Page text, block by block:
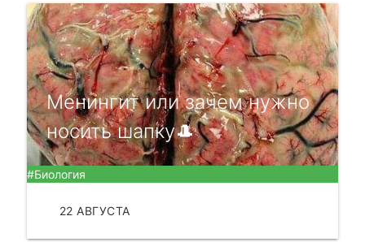
Менингит или зачем нужно
носить шапку🎩
#Биология
22 АВГУСТА